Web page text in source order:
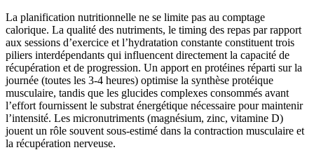
La planification nutritionnelle ne se limite pas au comptage
calorique. La qualité des nutriments, le timing des repas par rapport
aux sessions d’exercice et l’hydratation constante constituent trois
piliers interdépendants qui influencent directement la capacité de
récupération et de progression. Un apport en protéines réparti sur la
journée (toutes les 3-4 heures) optimise la synthèse protéique
musculaire, tandis que les glucides complexes consommés avant
l’effort fournissent le substrat énergétique nécessaire pour maintenir
l’intensité. Les micronutriments (magnésium, zinc, vitamine D)
jouent un rôle souvent sous-estimé dans la contraction musculaire et
la récupération nerveuse.